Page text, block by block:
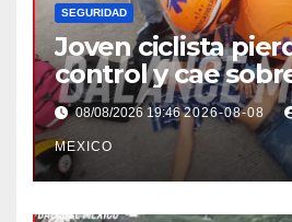
SEGURIDAD
Joven ciclista
control y cae
banqueta en
08/08/2026 19:462026-08-08
MEXICO